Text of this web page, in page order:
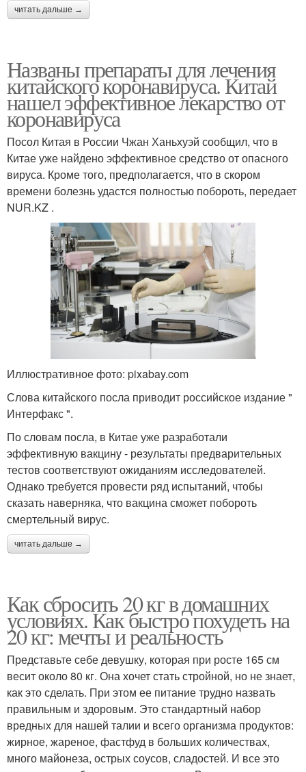
читать дальше →
Названы препараты для лечения
китайского коронавируса. Китай
нашел эффективное лекарство от
коронавируса
Посол Китая в России Чжан Ханьхуэй сообщил, что в
Китае уже найдено эффективное средство от опасного
вируса. Кроме того, предполагается, что в скором
времени болезнь удастся полностью побороть, передает
NUR.KZ .
Иллюстративное фото: pixabay.com
Слова китайского посла приводит российское издание "
Интерфакс ".
По словам посла, в Китае уже разработали
эффективную вакцину - результаты предварительных
тестов соответствуют ожиданиям исследователей.
Однако требуется провести ряд испытаний, чтобы
сказать наверняка, что вакцина сможет побороть
смертельный вирус.
читать дальше →
Как сбросить 20 кг в домашних
условиях. Как быстро похудеть на
20 кг: мечты и реальность
Представьте себе девушку, которая при росте 165 см
весит около 80 кг. Она хочет стать стройной, но не знает,
как это сделать. При этом ее питание трудно назвать
правильным и здоровым. Это стандартный набор
вредных для нашей талии и всего организма продуктов:
жирное, жареное, фастфуд в больших количествах,
много майонеза, острых соусов, сладостей. И все это